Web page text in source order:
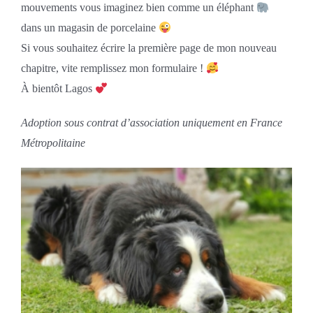
mouvements vous imaginez bien comme un éléphant
dans un magasin de porcelaine
Si vous souhaitez écrire la première page de mon nouveau
chapitre, vite remplissez mon formulaire !
À bientôt Lagos
Adoption sous contrat d’association uniquement en France
Métropolitaine